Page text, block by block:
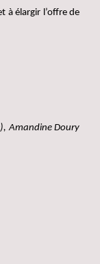
à élargir l’offre de
Amandine Doury